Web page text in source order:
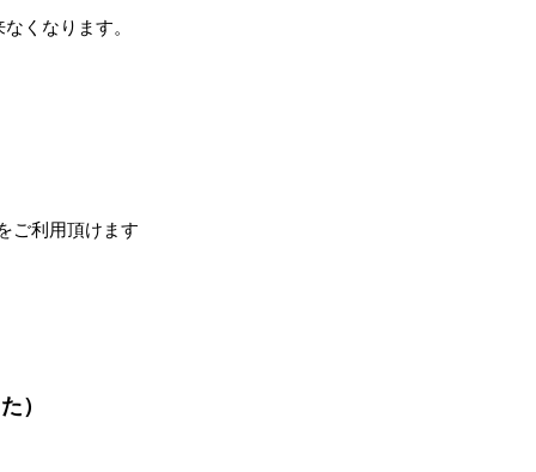
くなります。
ご利用頂けます
）